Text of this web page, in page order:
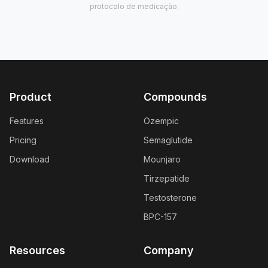
protocolo de medicação.
Product
Features
Pricing
Download
Compounds
Ozempic
Semaglutide
Mounjaro
Tirzepatide
Testosterone
BPC-157
Resources Company